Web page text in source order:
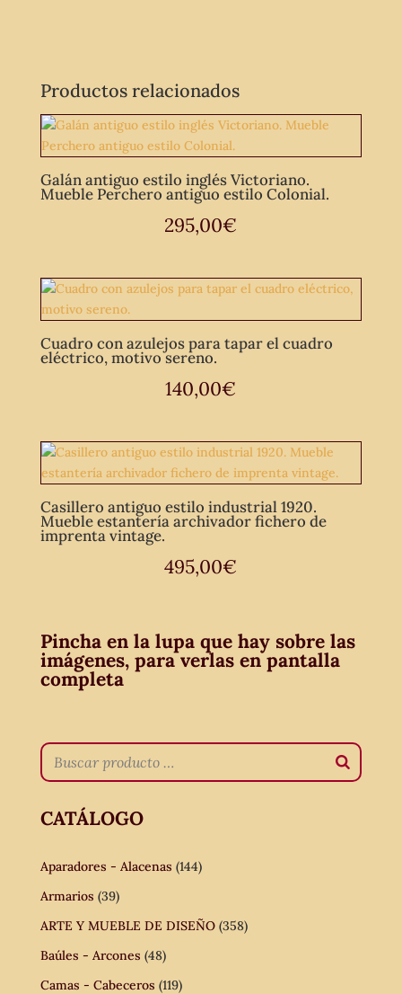
Productos relacionados
Galán antiguo estilo inglés Victoriano.
Mueble Perchero antiguo estilo Colonial.
295,00€
Cuadro con azulejos para tapar el cuadro
eléctrico, motivo sereno.
140,00€
Casillero antiguo estilo industrial 1920.
Mueble estantería archivador fichero de
imprenta vintage.
495,00€
Pincha en la lupa que hay sobre las
imágenes, para verlas en pantalla
completa
CATÁLOGO
Aparadores - Alacenas (144)
Armarios (39)
ARTE Y MUEBLE DE DISEÑO (358)
Baúles - Arcones (48)
Camas - Cabeceros (119)